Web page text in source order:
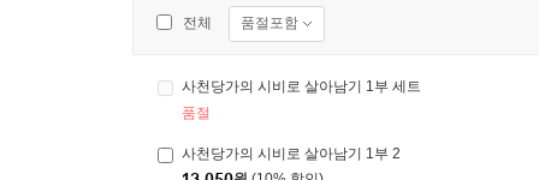
전체 품절포함
사천당가의 시비로 살아남기 1부 세트
품절
사천당가의 시비로 살아남기 1부 2